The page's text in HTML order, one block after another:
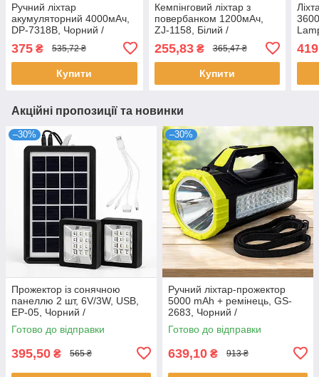
Ручний ліхтар
акумуляторний 4000мАч,
DP-7318B, Чорний /
прожектор / Переносний
ліхтар кемпінговий
375 ₴ 535,72 ₴
Купити
Кемпінговий ліхтар з
повербанком 1200мАч,
ZJ-1158, Білий /
Акумуляторний ліхтарик-
прожектор
255,83₴ 365,47 ₴
Купити
419
Акційні пропозиції та новинки
–30%
Прожектор із сонячною
панеллю 2 шт, 6V/3W, USB,
EP-05, Чорний /
Акумуляторна лампа
прожектор / Світлодіодний
Готово до відправки
395,50 ₴ 565 ₴
–30%
Ручний ліхтар-прожектор
5000 mAh + ремінець, GS-
2683, Чорний /
Акумуляторний ліхтар /
Переносний ліхтар для
Готово до відправки
639,10 ₴ 913 ₴